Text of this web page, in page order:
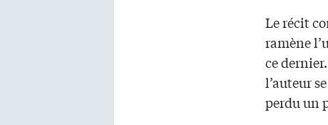
Le récit
ramène
ce
l’auteur
perdu un